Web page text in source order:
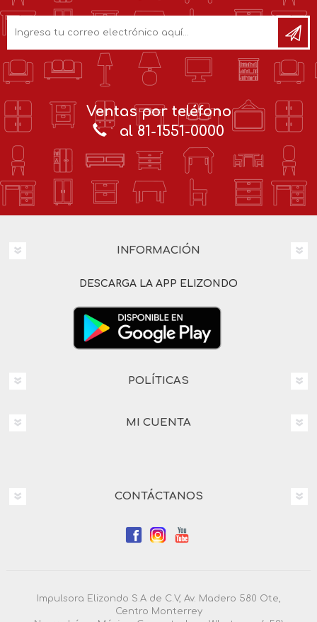
Ventas por teléfono
al 81-1551-0000
INFORMACIÓN
DESCARGA LA APP ELIZONDO
POLÍTICAS
MI CUENTA
CONTÁCTANOS
Impulsora Elizondo S.A de C.V, Av. Madero 580 Ote,
Centro Monterrey